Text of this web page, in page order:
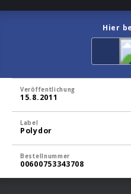
Hier
Veröffentlichung
15.8.2011
Label
Polydor
Bestellnummer
00600753343708